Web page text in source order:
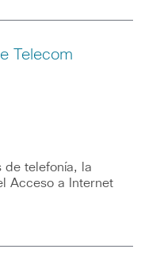
Telecom
de telefonía, la
Acceso a Internet